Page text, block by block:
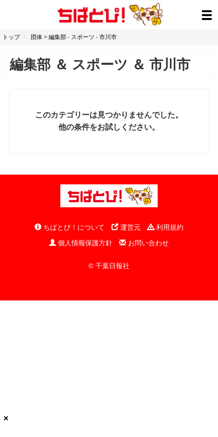
トップ 団体 > 編集部 - スポーツ - 市川市
編集部 ＆ スポーツ ＆ 市川市
このカテゴリーは見つかりませんでした。
他の条件をお試しください。
ちばとぴ！について 運営元
利用規約
個人情報保護方針
お問い合わせ
© 千葉日報社
×